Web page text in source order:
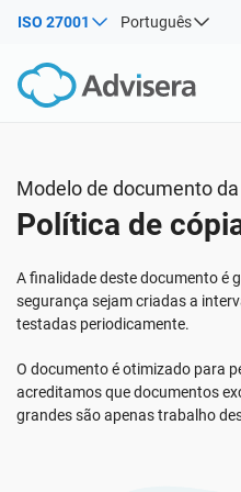
ISO 27001 Português
ISO 27001
NIS2
DORA
Recursos gratuitos
Por tipo
Onde começar
Indústrias
Consultores
Sobre nós
Modelo de documento
Política de
A finalidade deste documento é
segurança sejam criadas a
testadas periodicamente.
O documento é otimizado para
acreditamos que documentos
grandes são apenas trabalho